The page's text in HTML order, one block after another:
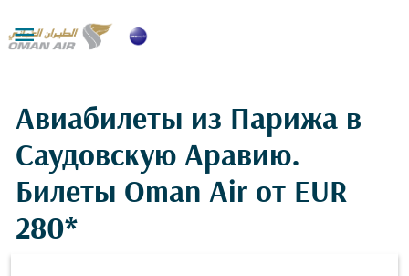

Авиабилеты из Парижа в
Саудовскую Аравию.
Билеты Oman Air от EUR
280*